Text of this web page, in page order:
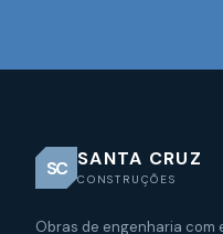
SC SANTA CRUZ
CONSTRUÇÕES
Obras de engenharia com